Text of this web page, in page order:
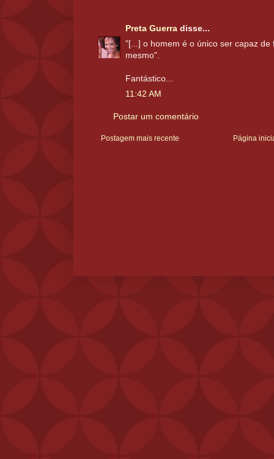
Preta Guerra disse...
"[...] o homem é o único ser capaz
mesmo".
Fantástico...
11:42 AM
Postar um comentário
Postagem mais recente Página